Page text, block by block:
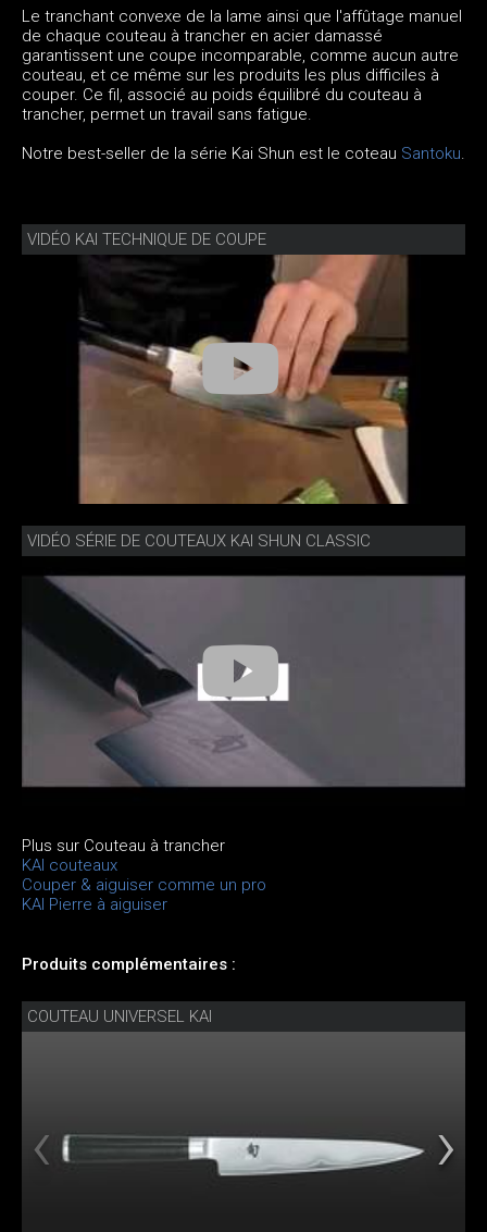
Le tranchant convexe de la lame ainsi que l'affûtage manuel
de chaque couteau à trancher en acier damassé
garantissent une coupe incomparable, comme aucun autre
couteau, et ce même sur les produits les plus difficiles à
couper. Ce fil, associé au poids équilibré du couteau à
trancher, permet un travail sans fatigue.
Notre best-seller de la série Kai Shun est le coteau Santoku.
VIDÉO KAI TECHNIQUE DE COUPE
VIDÉO SÉRIE DE COUTEAUX KAI SHUN CLASSIC
Plus sur Couteau à trancher
KAI couteaux
Couper & aiguiser comme un pro
KAI Pierre à aiguiser
Produits complémentaires :
COUTEAU UNIVERSEL KAI